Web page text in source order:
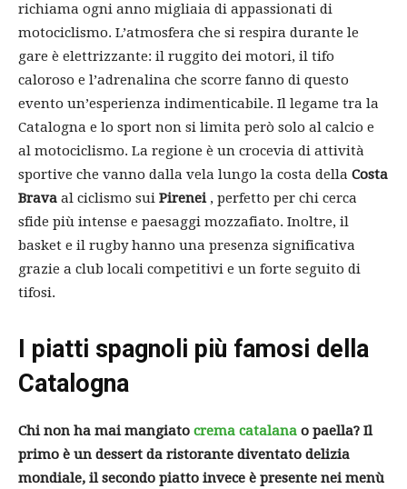
richiama ogni anno migliaia di appassionati di
motociclismo. L’atmosfera che si respira durante le
gare è elettrizzante: il ruggito dei motori, il tifo
caloroso e l’adrenalina che scorre fanno di questo
evento un’esperienza indimenticabile. Il legame tra la
Catalogna e lo sport non si limita però solo al calcio e
al motociclismo. La regione è un crocevia di attività
sportive che vanno dalla vela lungo la costa della Costa
Brava al ciclismo sui Pirenei, perfetto per chi cerca
sfide più intense e paesaggi mozzafiato. Inoltre, il
basket e il rugby hanno una presenza significativa
grazie a club locali competitivi e un forte seguito di
tifosi.
I piatti spagnoli più famosi della
Catalogna
Chi non ha mai mangiato crema catalana o paella? Il
primo è un dessert da ristorante diventato delizia
mondiale, il secondo piatto invece è presente nei menù